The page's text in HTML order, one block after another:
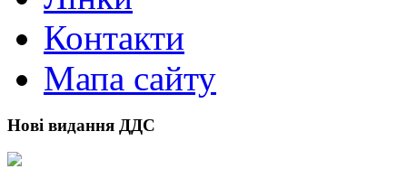
Контакти
Мапа сайту
Нові видання ДДС